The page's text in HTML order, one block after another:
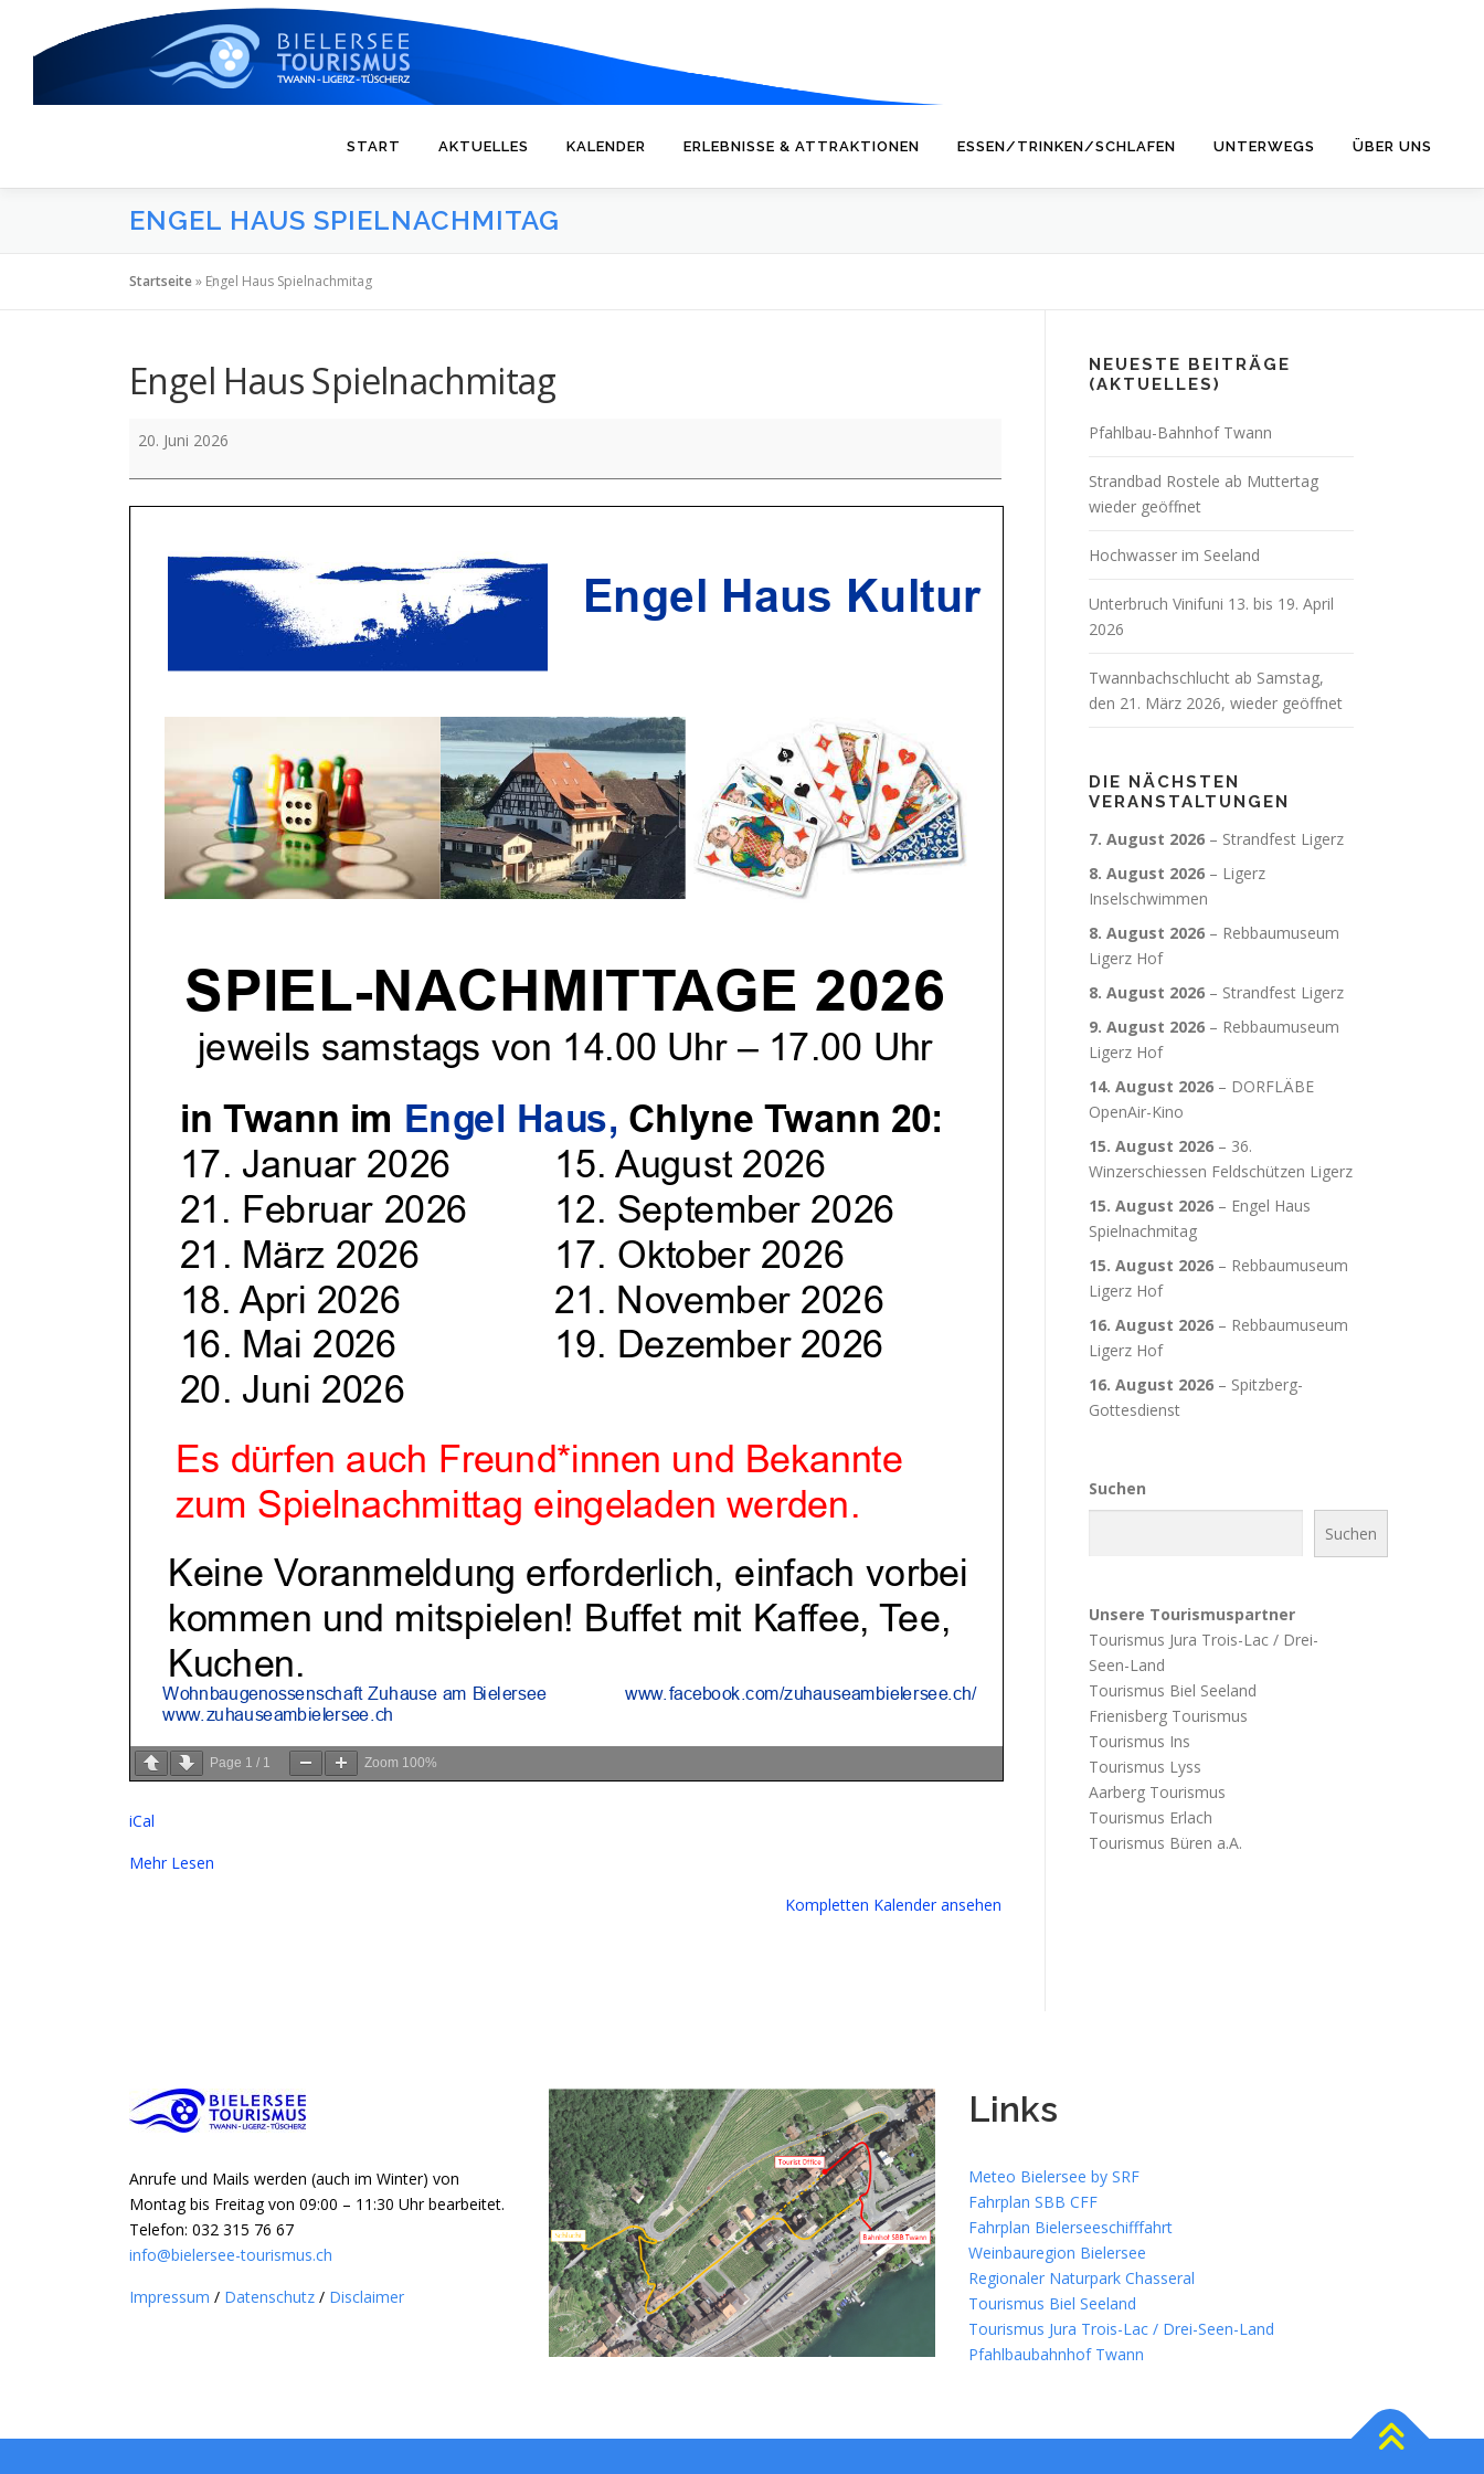
springen
START AKTUELLES KALENDER ERLEBNISSE & ATTRAKTIONEN ESSEN/TRINKEN/SCHLAFEN UNTERWEGS ÜBER UNS
ENGEL HAUS SPIELNACHMITAG
Startseite» Engel Haus Spielnachmitag
Engel Haus Spielnachmitag
Engel
Haus
Spielnachmitag
20. Juni 2026
Page 1 / 1 Zoom 100%
iCal
Mehr Lesen
Kompletten Kalender ansehen
NEUESTE BEITRÄGE
(AKTUELLES)
Pfahlbau-Bahnhof Twann
Strandbad Rostele ab Muttertag
wieder geöffnet
Hochwasser im Seeland
Unterbruch Vinifuni 13. bis 19. April
2026
Twannbachschlucht ab Samstag,
den 21. März 2026, wieder geöffnet
DIE NÄCHSTEN
VERANSTALTUNGEN
7. August 2026 – Strandfest Ligerz
8. August 2026 – Ligerz
Inselschwimmen
8. August 2026 – Rebbaumuseum
Ligerz Hof
8. August 2026 – Strandfest Ligerz
9. August 2026 – Rebbaumuseum
Ligerz Hof
14. August 2026 – DORFLÄBE
OpenAir-Kino
15. August 2026 – 36.
Winzerschiessen Feldschützen Ligerz
15. August 2026 – Engel Haus
Spielnachmitag
15. August 2026 – Rebbaumuseum
Ligerz Hof
16. August 2026 – Rebbaumuseum
Ligerz Hof
16. August 2026 – Spitzberg-
Gottesdienst
Suchen
Suchen
Unsere Tourismuspartner
Tourismus Jura Trois-Lac / Drei-
Seen-Land
Tourismus Biel Seeland
Frienisberg Tourismus
Tourismus Ins
Tourismus Lyss
Aarberg Tourismus
Tourismus Erlach
Tourismus Büren a.A.
Anrufe und Mails werden (auch im Winter) von
Montag bis Freitag von 09:00 – 11:30 Uhr bearbeitet.
Telefon: 032 315 76 67
info@bielersee-tourismus.ch
Impressum / Datenschutz / Disclaimer
Links
Meteo Bielersee by SRF
Fahrplan SBB CFF
Fahrplan Bielerseeschifffahrt
Weinbauregion Bielersee
Regionaler Naturpark Chasseral
Tourismus Biel Seeland
Tourismus Jura Trois-Lac / Drei-Seen-Land
Pfahlbaubahnhof Twann